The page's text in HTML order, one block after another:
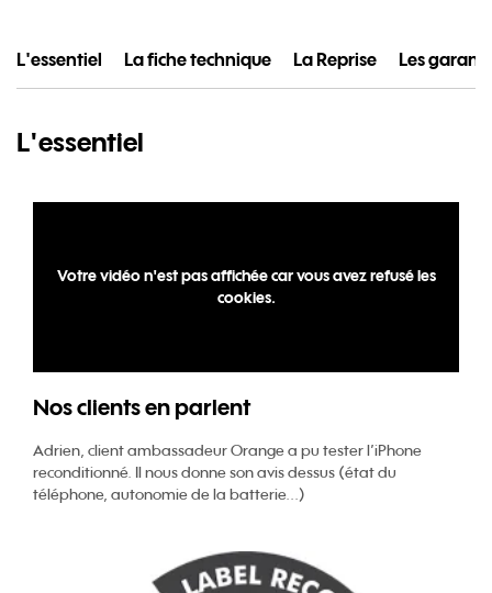
L'essentiel La fiche technique La Reprise Les
L'essentiel
Votre vidéo n'est pas affichée car vous avez refusé les
cookies.
Nos clients en parlent
Adrien, client ambassadeur Orange a pu tester l’iPhone
reconditionné. Il nous donne son avis dessus (état du
téléphone, autonomie de la batterie...)